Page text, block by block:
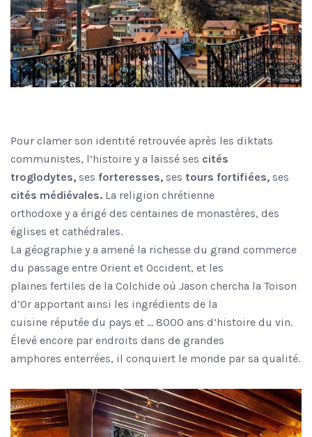
Pour clamer son identité retrouvée après les diktats
communistes, l’histoire y a laissé ses cités
troglodytes, ses forteresses, ses tours fortifiées, ses
cités médiévales. La religion chrétienne
orthodoxe y a érigé des centaines de monastères, des
églises et cathédrales.
La géographie y a amené la richesse du grand commerce
du passage entre Orient et Occident, et les
plaines fertiles de la Colchide où Jason chercha la Toison
d’Or apportant ainsi les ingrédients de la
cuisine réputée du pays et … 8000 ans d’histoire du vin.
Élevé encore par endroits dans de grandes
amphores enterrées, il conquiert le monde par sa qualité.